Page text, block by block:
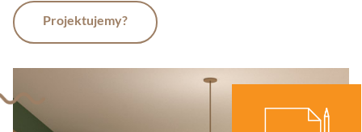
Projektujemy?